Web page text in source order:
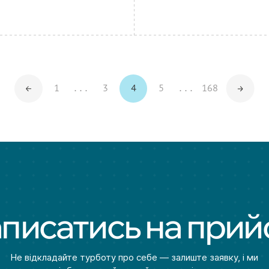
1 ... 3 4 5 ... 168
на
Не відкладайте турботу про себе — залиште заявку, і ми